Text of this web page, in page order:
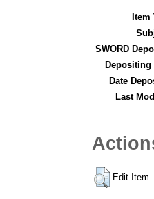
Item
SWORD
Depositing
Date
Last
Edit Item